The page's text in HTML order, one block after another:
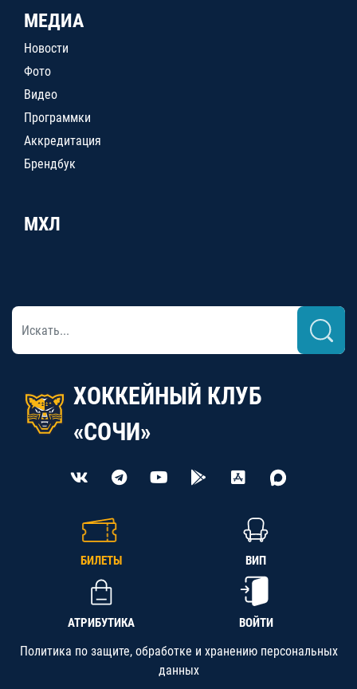
МЕДИА
Новости
Фото
Видео
Программки
Аккредитация
Брендбук
МХЛ
ХОККЕЙНЫЙ КЛУБ
«СОЧИ»
БИЛЕТЫ ВИП
АТРИБУТИКА ВОЙТИ
Политика по защите, обработке и хранению персональных
данных